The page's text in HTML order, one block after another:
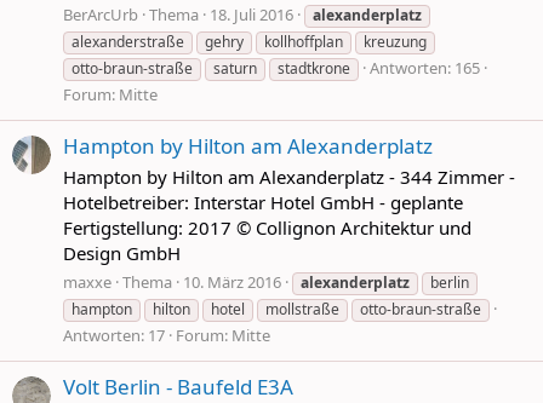
BerArcUrb Thema 18. Juli 2016
alexanderplatz
alexanderstraße
gehry kollhoffplan
kreuzung
otto-braun-straße
saturn stadtkrone
Antworten: 165
Forum: Mitte
Hampton by Hilton am Alexanderplatz
Hampton by Hilton am Alexanderplatz - 344 Zimmer -
Hotelbetreiber: Interstar Hotel GmbH - geplante
Fertigstellung: 2017 © Collignon Architektur und
Design GmbH
maxxe Thema 10. März 2016 alexanderplatz
berlin
hampton
hilton hotel mollstraße otto-braun-straße
Antworten: 17 Forum: Mitte
Volt Berlin - Baufeld E3A